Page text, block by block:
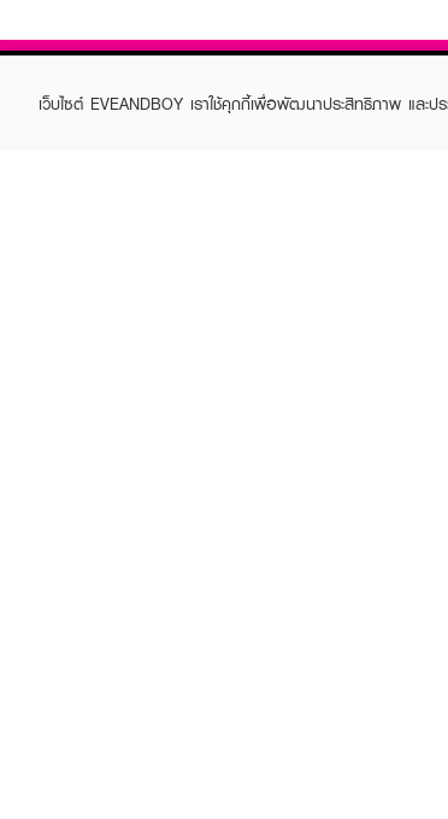
เว็บไซต์ EVEANDBOY เราใช้คุกกี้เพื่อพัฒนาประสิทธิภาพ และ